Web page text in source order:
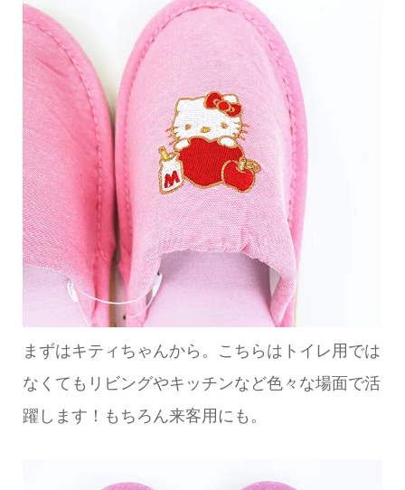
まずはキティちゃんから。こちらはトイレ用では
なくてもリビングやキッチンなど色々な場面で活
躍します！もちろん来客用にも。